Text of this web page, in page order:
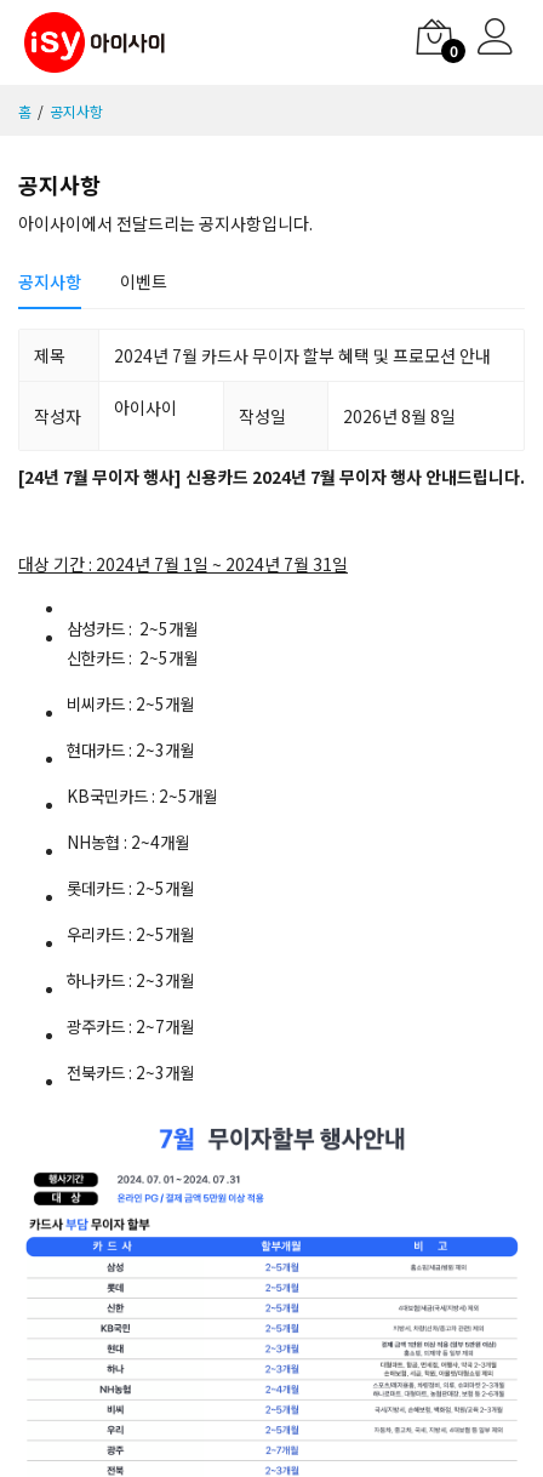
0
홈 공지사항
공지사항
아이사이에서 전달드리는 공지사항입니다.
공지사항 이벤트
제목 2024년 7월 카드사 무이자 할부 혜택 및 프로모션 안내
작성자 아이사이 작성일 2026년 8월 8일
[24년 7월 무이자 행사] 신용카드 2024년 7월 무이자 행사 안내드립니다.
대상 기간 : 2024년 7월 1일 ~ 2024년 7월 31일
삼성카드 : 2~5개월
신한카드 : 2~5개월
비씨카드 : 2~5개월
현대카드 : 2~3개월
KB국민카드 : 2~5개월
NH농협 : 2~4개월
롯데카드 : 2~5개월
우리카드 : 2~5개월
하나카드 : 2~3개월
광주카드 : 2~7개월
전북카드 : 2~3개월